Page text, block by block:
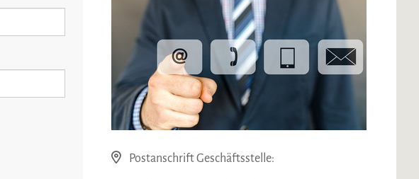
Postanschrift Geschäftsstelle: